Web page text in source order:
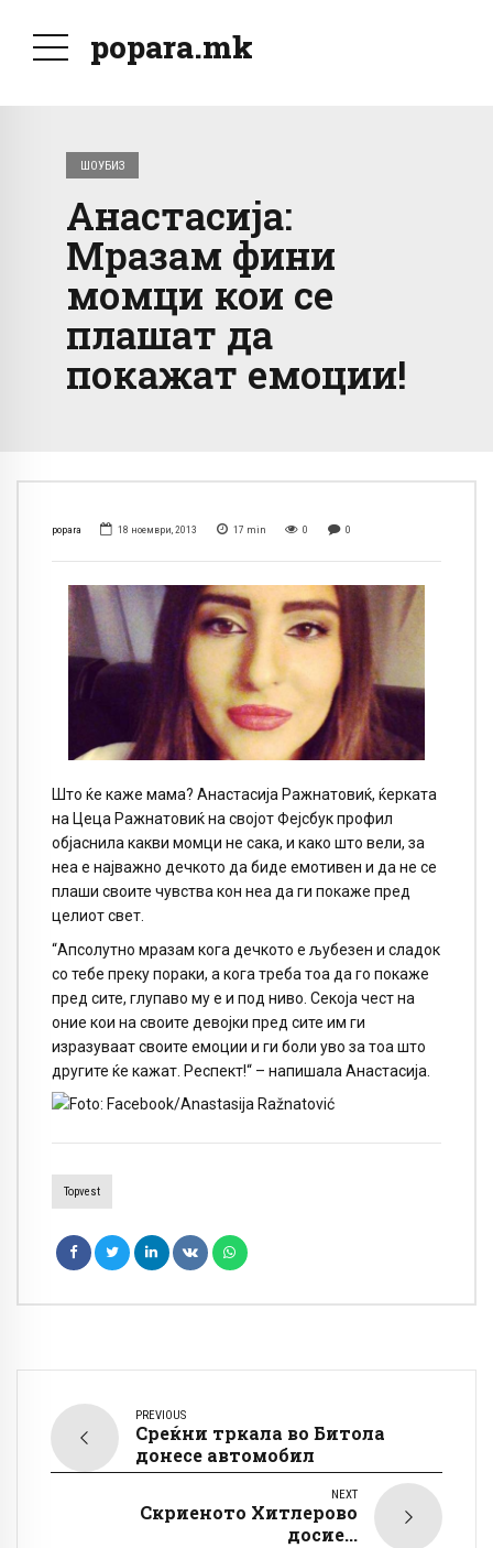
popara.mk
ШОУБИЗ
Анастасија:
Мразам фини
момци кои се
плашат да
покажат емоции!
popara 18 ноември, 2013 17 min 0 0
Што ќе каже мама? Анастасија Ражнатовиќ, ќерката
на Цеца Ражнатовиќ на својот Фејсбук профил
објаснила какви момци не сака, и како што вели, за
неа е најважно дечкото да биде емотивен и да не се
плаши своите чувства кон неа да ги покаже пред
целиот свет.
“Апсолутно мразам кога дечкото е љубезен и сладок
со тебе преку пораки, а кога треба тоа да го покаже
пред сите, глупаво му е и под ниво. Секоја чест на
оние кои на своите девојки пред сите им ги
изразуваат своите емоции и ги боли уво за тоа што
другите ќе кажат. Респект!“ – напишала Анастасија.
Topvest
PREVIOUS
Среќни тркала во Битола
донесе автомобил
NEXT
Скриеното Хитлерово
досие...